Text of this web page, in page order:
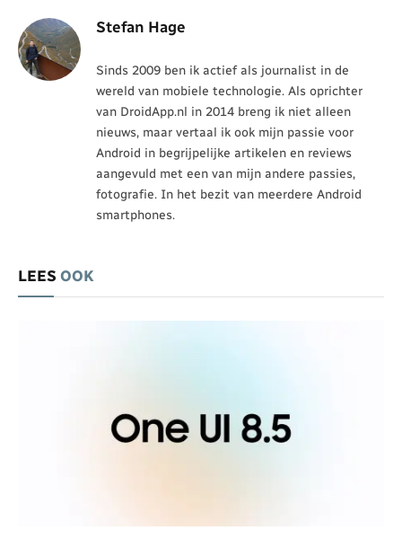
Stefan Hage
Sinds 2009 ben ik actief als journalist in de
wereld van mobiele technologie. Als oprichter
van DroidApp.nl in 2014 breng ik niet alleen
nieuws, maar vertaal ik ook mijn passie voor
Android in begrijpelijke artikelen en reviews
aangevuld met een van mijn andere passies,
fotografie. In het bezit van meerdere Android
smartphones.
LEES OOK